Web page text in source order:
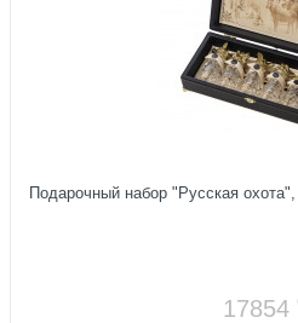
Подарочный набор "Русская
17854